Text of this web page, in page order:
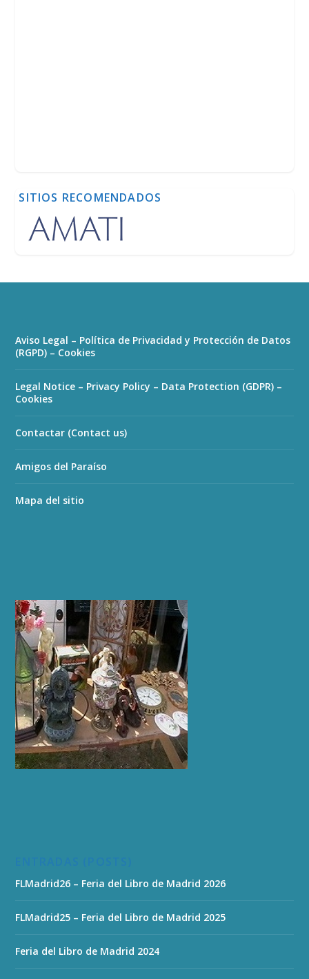
SITIOS RECOMENDADOS
Aviso Legal – Política de Privacidad y Protección de Datos
(RGPD) – Cookies
Legal Notice – Privacy Policy – Data Protection (GDPR) –
Cookies
Contactar (Contact us)
Amigos del Paraíso
Mapa del sitio
FLMadrid26 – Feria del Libro de Madrid 2026
FLMadrid25 – Feria del Libro de Madrid 2025
Feria del Libro de Madrid 2024